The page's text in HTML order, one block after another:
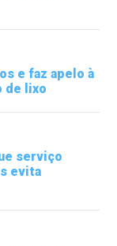
e faz apelo à
de lixo
serviço
evita